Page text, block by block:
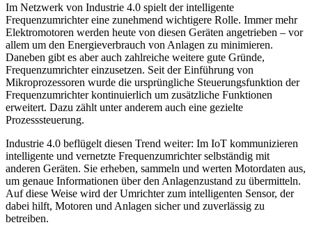
Im Netzwerk von Industrie 4.0 spielt der intelligente
Frequenzumrichter eine zunehmend wichtigere Rolle. Immer mehr
Elektromotoren werden heute von diesen Geräten angetrieben – vor
allem um den Energieverbrauch von Anlagen zu minimieren.
Daneben gibt es aber auch zahlreiche weitere gute Gründe,
Frequenzumrichter einzusetzen. Seit der Einführung von
Mikroprozessoren wurde die ursprüngliche Steuerungsfunktion der
Frequenzumrichter kontinuierlich um zusätzliche Funktionen
erweitert. Dazu zählt unter anderem auch eine gezielte
Prozesssteuerung.
Industrie 4.0 beflügelt diesen Trend weiter: Im IoT kommunizieren
intelligente und vernetzte Frequenzumrichter selbständig mit
anderen Geräten. Sie erheben, sammeln und werten Motordaten aus,
um genaue Informationen über den Anlagenzustand zu übermitteln.
Auf diese Weise wird der Umrichter zum intelligenten Sensor, der
dabei hilft, Motoren und Anlagen sicher und zuverlässig zu
betreiben.